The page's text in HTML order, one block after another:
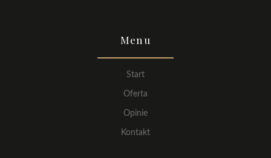
Menu
Start
Oferta
Opinie
Kontakt